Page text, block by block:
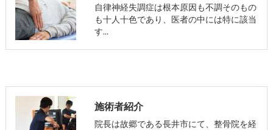
自律神経失調症は根本原因も不調そのもの
も十人十色であり、医者の中には特に該当
す…
施術者紹介
院長は故郷である長井市にて、整骨院を経